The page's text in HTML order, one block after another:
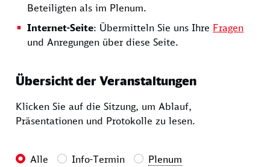
Beteiligten als im Plenum.
Internet-Seite: Übermitteln Sie uns Ihre Fragen
und Anregungen über diese Seite.
Übersicht der Veranstaltungen
Klicken Sie auf die Sitzung, um Ablauf,
Präsentationen und Protokolle zu lesen.
Alle Info-Termin Plenum